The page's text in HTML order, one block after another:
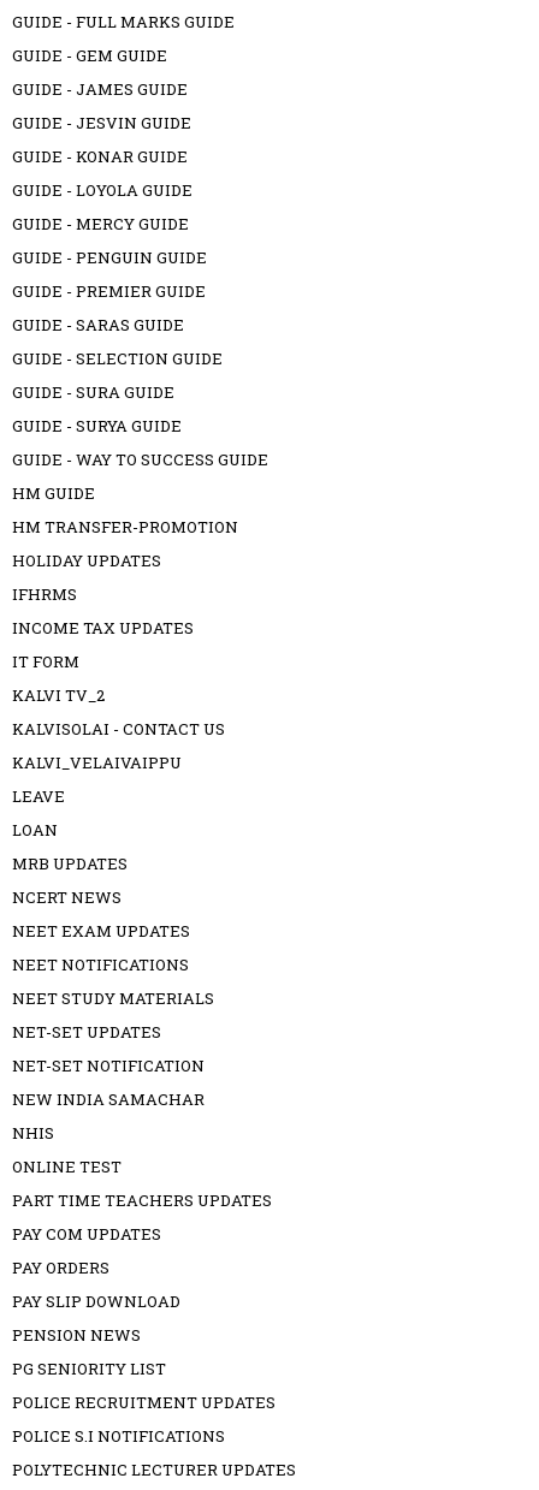
GUIDE - FULL MARKS GUIDE
GUIDE - GEM GUIDE
GUIDE - JAMES GUIDE
GUIDE - JESVIN GUIDE
GUIDE - KONAR GUIDE
GUIDE - LOYOLA GUIDE
GUIDE - MERCY GUIDE
GUIDE - PENGUIN GUIDE
GUIDE - PREMIER GUIDE
GUIDE - SARAS GUIDE
GUIDE - SELECTION GUIDE
GUIDE - SURA GUIDE
GUIDE - SURYA GUIDE
GUIDE - WAY TO SUCCESS GUIDE
HM GUIDE
HM TRANSFER-PROMOTION
HOLIDAY UPDATES
IFHRMS
INCOME TAX UPDATES
IT FORM
KALVI TV_2
KALVISOLAI - CONTACT US
KALVI_VELAIVAIPPU
LEAVE
LOAN
MRB UPDATES
NCERT NEWS
NEET EXAM UPDATES
NEET NOTIFICATIONS
NEET STUDY MATERIALS
NET-SET UPDATES
NET-SET NOTIFICATION
NEW INDIA SAMACHAR
NHIS
ONLINE TEST
PART TIME TEACHERS UPDATES
PAY COM UPDATES
PAY ORDERS
PAY SLIP DOWNLOAD
PENSION NEWS
PG SENIORITY LIST
POLICE RECRUITMENT UPDATES
POLICE S.I NOTIFICATIONS
POLYTECHNIC LECTURER UPDATES